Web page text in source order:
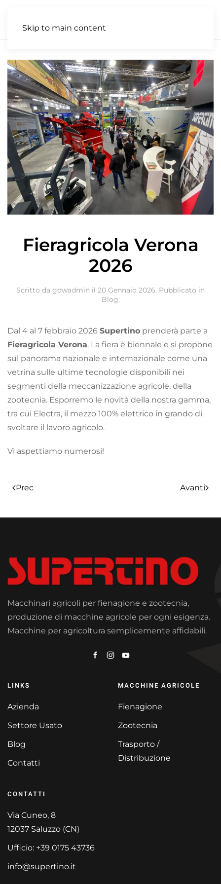
Skip to main content
Fieragricola Verona
2026
Scritto da gdwadmin il 20 Gennaio 2026. Pubblicato in
Blog.
Dal 4 al 7 febbraio 2026 Supertino prenderà parte a
Fieragricola Verona. La fiera è biennale e si propone
sul panorama nazionale e internazionale come una
vetrina sulle ultime tecnologie disponibili nei
segmenti della meccanizzazione agricole, della
zootecnia. Esporremo le novità della nostra gamma,
tra cui Electra, il mezzo 100% elettrico in grando di
svoltare il lavoro agricolo.
Vi aspettiamo numerosi!
Prec Avanti
Macchinari agricoli per fienagione e zootecnia,
produzione di macchine agricole per ogni esigenza.
Macchine per agricoltura semplicemente affidabili.
LINKS
Azienda
Settore Usato
Blog
Contatti
MACCHINE AGRICOLE
Fienagione
Zootecnia
Trasporto /
Distribuzione
CONTATTI
Via Cuneo, 8
12037 Saluzzo (CN)
Ufficio: +39 0175 43736
info@supertino.it